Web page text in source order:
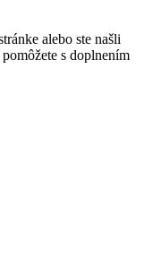
alebo ste našli
s doplnením